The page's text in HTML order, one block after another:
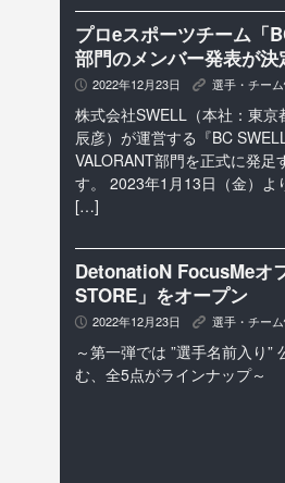
プロeスポーツチーム「
部門のメンバー発表が決
P 2022年12月23日 K 選手・チー
株式会社SWELL（本社：東
辰彦）が運営する『BC
VALORANT部門を正式に発足
す。 2023年1月13日（金）よ
[…]
DetonatioN FocusMeオ
STORE」をオープン
P 2022年12月23日 K 選手・チー
～第一弾では ”選手名前入り”
む、全5点がラインナップ～